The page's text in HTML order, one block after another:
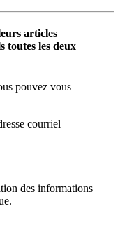
articles
toutes les deux
pouvez vous
courriel
des informations